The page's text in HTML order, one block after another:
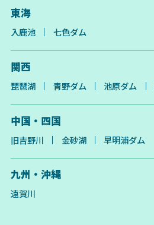
東海
入鹿池 七色ダム
関西
琵琶湖 青野ダム 池原ダム
中国・四国
旧吉野川 金砂湖 早明浦ダム
九州・沖縄
遠賀川